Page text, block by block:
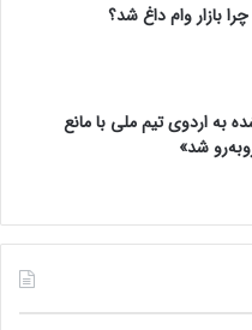
بازار وام داغ شد؟
به اردوی تیم ملی با مانع
شد»